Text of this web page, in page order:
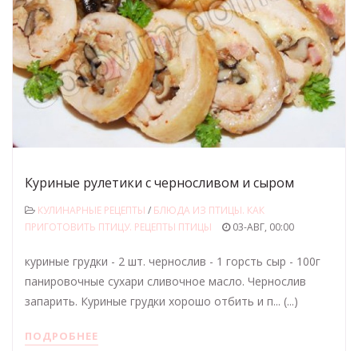
Куриные рулетики с черносливом и сыром
КУЛИНАРНЫЕ РЕЦЕПТЫ / БЛЮДА ИЗ ПТИЦЫ. КАК
ПРИГОТОВИТЬ ПТИЦУ. РЕЦЕПТЫ ПТИЦЫ
03-АВГ, 00:00
куриные грудки - 2 шт. чернослив - 1 горсть сыр - 100г
панировочные сухари сливочное масло. Чернослив
запарить. Куриные грудки хорошо отбить и п... (...)
ПОДРОБНЕЕ